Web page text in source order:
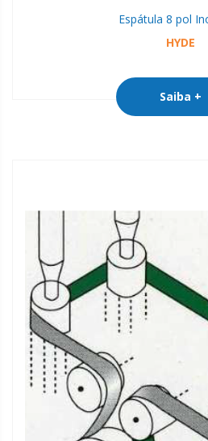
Espátula 8 pol
HYDE
Saiba +